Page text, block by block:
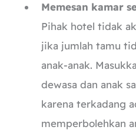
Memesan kamar
Pihak hotel tidak
jika jumlah tamu
anak-anak.
dewasa dan anak
karena terkadang
memperbolehkan